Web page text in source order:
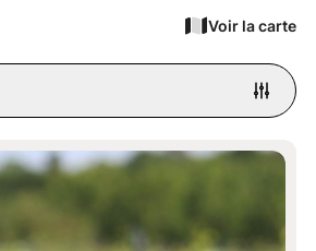
Voir la carte